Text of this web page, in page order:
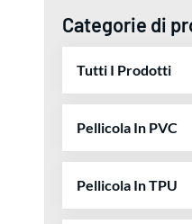
Categorie di
Tutti I Prodotti
Pellicola In PVC
Pellicola In TPU